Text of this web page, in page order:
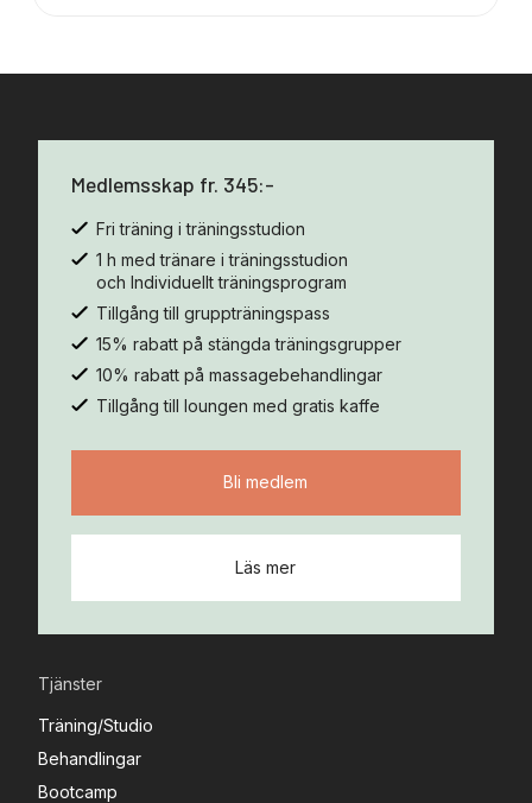
Tjänster
Träning/Studio
Behandlingar
Bootcamp
Medlemsskap fr. 345:-
Fri träning i träningsstudion
1 h med tränare i träningsstudion
och Individuellt träningsprogram
Tillgång till gruppträningspass
15% rabatt på stängda träningsgrupper
10% rabatt på massagebehandlingar
Tillgång till loungen med gratis kaffe
Bli medlem
Läs mer